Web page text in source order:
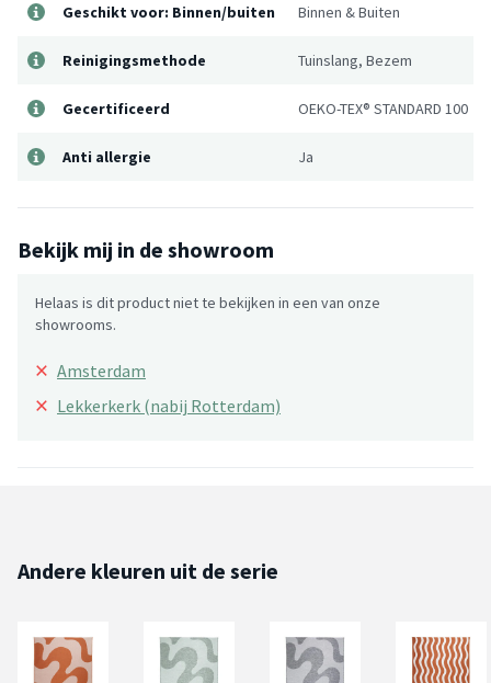
Geschikt voor: Binnen/buiten Binnen & Buiten
Reinigingsmethode Tuinslang, Bezem
Gecertificeerd OEKO-TEX® STANDARD 100
Anti allergie Ja
Bekijk mij in de showroom
Helaas is dit product niet te bekijken in een van onze
showrooms.
× Amsterdam
× Lekkerkerk (nabij Rotterdam)
Andere kleuren uit de serie